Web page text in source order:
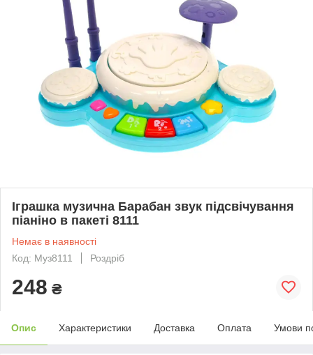
Іграшка музична Барабан звук підсвічування
піаніно в пакеті 8111
Немає в наявності
Код: Муз8111
Роздріб
248 ₴
Опис Характеристики Доставка Оплата Умови